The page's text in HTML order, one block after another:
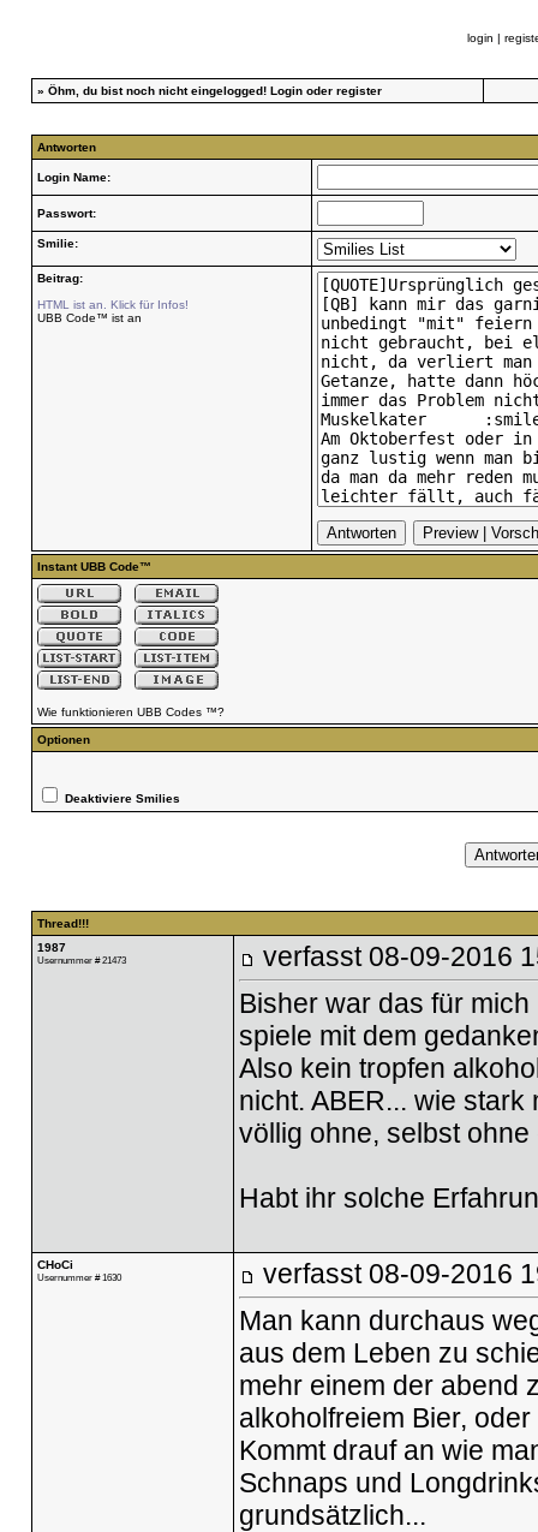
login |
» Öhm, du bist noch nicht eingelogged! Loginoder register
Antworten
Login Name:
Passwort:
Smilie:
Beitrag:
HTML ist an. Klick für Infos!
UBB Code™ ist an
Instant UBB Code™
Wie funktionieren UBB Codes ™?
Optionen
Deaktiviere Smilies
Thread!!!
1987
Usernummer # 21473 verfasst 08-09-2016
Bisher war das für
spiele mit dem
Also kein tropfen
nicht. ABER... wie
völlig ohne, selbst
Habt ihr solche
CHoCi
Usernummer # 1630 verfasst 08-09-2016
Man kann durchaus
aus dem Leben zu
mehr einem der abend
alkoholfreiem Bier,
Kommt drauf an wie
Schnaps und
grundsätzlich...